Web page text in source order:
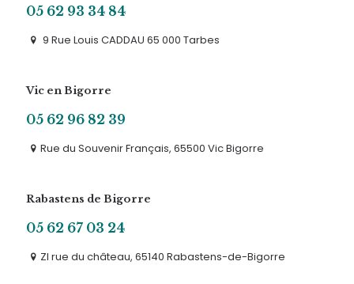
05 62 93 34 84
9 Rue Louis CADDAU 65 000 Tarbes
Vic en Bigorre
05 62 96 82 39
Rue du Souvenir Français, 65500 Vic Bigorre
Rabastens de Bigorre
05 62 67 03 24
ZI rue du château, 65140 Rabastens-de-Bigorre